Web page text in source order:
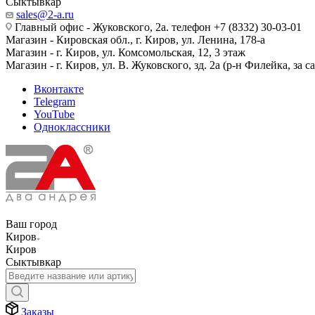
sales@2-a.ru
Главный офис - Жуковского, 2а. телефон +7 (8332) 30-03-01
Магазин - Кировская обл., г. Киров, ул. Ленина, 178-а
Магазин - г. Киров, ул. Комсомольская, 12, 3 этаж
Магазин - г. Киров, ул. В. Жуковского, зд. 2а (р-н Филейка, за
Вконтакте
Telegram
YouTube
Одноклассники
Ваш город
Киров
Киров
Сыктывкар
Заказы